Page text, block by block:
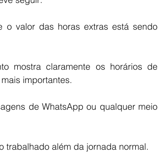
o valor das horas extras está sendo
mostra claramente os horários de
importantes.
de WhatsApp ou qualquer meio
trabalhado além da jornada normal.